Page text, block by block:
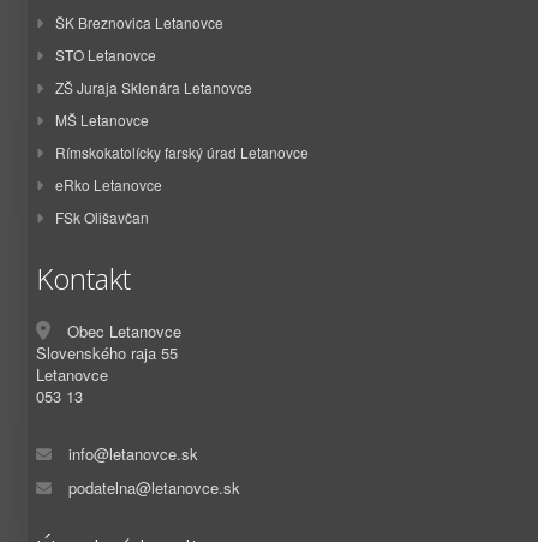
ŠK Breznovica Letanovce
STO Letanovce
ZŠ Juraja Sklenára Letanovce
MŠ Letanovce
Rímskokatolícky farský úrad Letanovce
eRko Letanovce
FSk Olišavčan
Kontakt
Obec Letanovce
Slovenského raja 55
Letanovce
053 13
info@letanovce.sk
podatelna@letanovce.sk